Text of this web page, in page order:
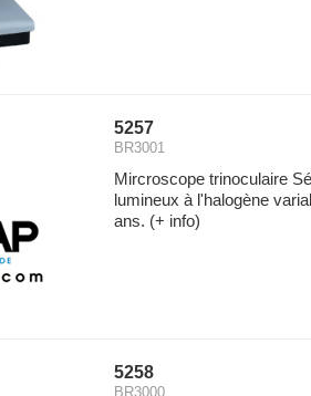
5257
BR3001
Mircroscope trinoculaire
lumineux à l'halogène
ans. (+ info)
5258
BR3000